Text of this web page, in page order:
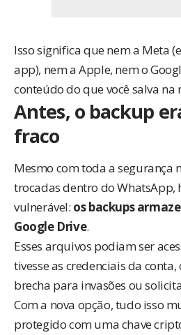
Isso significa que nem a Meta
app), nem a Apple, nem o
conteúdo do que você salva na
Antes, o backup
fraco
Mesmo com toda a segurança
trocadas dentro do WhatsApp,
vulnerável: os backups
Google Drive.
Esses arquivos podiam ser
tivesse as credenciais da
brecha para invasões ou
Com a nova opção, tudo isso
protegido com uma chave